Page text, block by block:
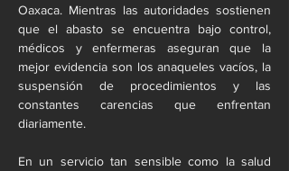
Oaxaca. Mientras las autoridades sostienen
que el abasto se encuentra bajo control,
médicos y enfermeras aseguran que la
mejor evidencia son los anaqueles vacíos, la
suspensión de procedimientos y las
constantes carencias que enfrentan
diariamente.
En un servicio tan sensible como la salud